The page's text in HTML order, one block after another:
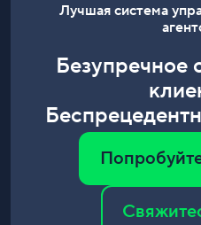
Безупречное
Лучшая система